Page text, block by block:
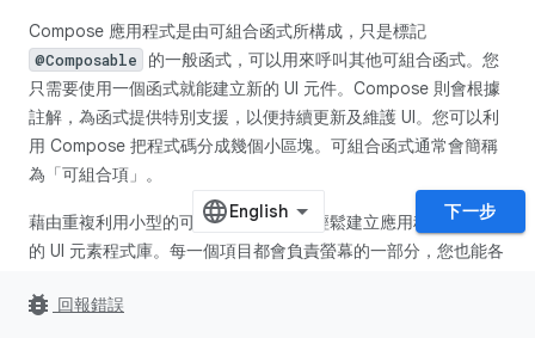
Compose 應用程式是由可組合函式所構成，只是標記
@Composable
的一般函式，可以用來呼叫其他可組合函式。您
只需要使用一個函式就能建立新的 UI 元件。Compose 則會根據
註解，為函式提供特別支援，以便持續更新及維護 UI。您可以利
用 Compose 把程式碼分成幾個小區塊。可組合函式通常會簡稱
為「可組合項」。
藉由重複利用小型的可組合項，您可以輕鬆建立應用程式要使用
的 UI 元素程式庫。每一個項目都會負責螢幕的一部分，您也能各
下一步
bug_report 回報錯誤